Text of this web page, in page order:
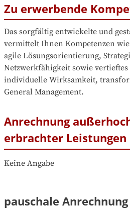
Zu erwerbende
Das sorgfältig entwickelte und
vermittelt Ihnen Kompetenzen
agile Lösungsorientierung,
Netzwerkfähigkeit sowie
individuelle Wirksamkeit,
General Management.
Anrechnung
erbrachter Leistungen
Keine Angabe
pauschale Anrechnung